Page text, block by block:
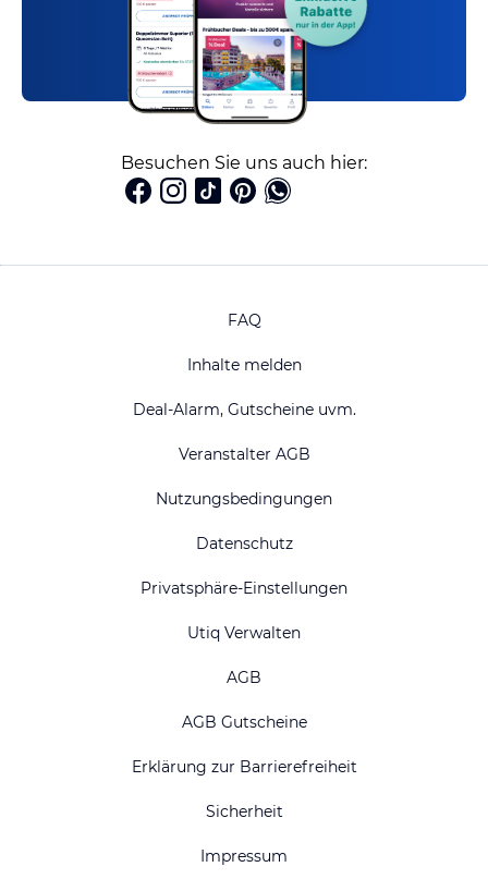
Besuchen Sie uns auch hier:
FAQ
Inhalte melden
Deal-Alarm, Gutscheine uvm.
Veranstalter AGB
Nutzungsbedingungen
Datenschutz
Privatsphäre-Einstellungen
Utiq Verwalten
AGB
AGB Gutscheine
Erklärung zur Barrierefreiheit
Sicherheit
Impressum